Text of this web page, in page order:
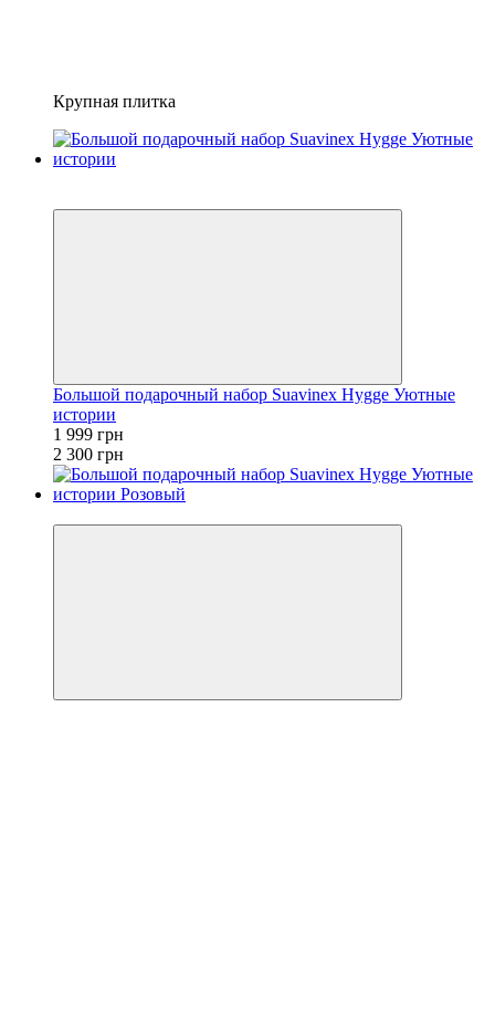
Крупная плитка
Большой подарочный набор Suavinex Hygge Уютные
истории
1 999 грн
2 300 грн